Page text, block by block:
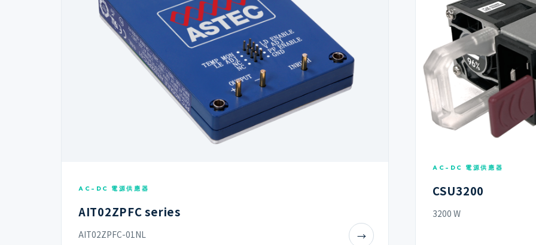
AC-DC 電源供應器
AIT02ZPFC series
AIT02ZPFC-01NL →
AC-DC 電源供應器
CSU3200
3200 W